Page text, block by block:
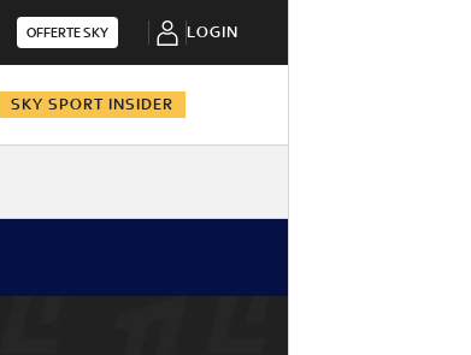
OFFERTE SKY LOGIN
SKY SPORT INSIDER